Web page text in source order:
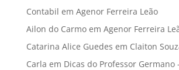
Contabil em Agenor Ferreira Leão
Ailon do Carmoem Agenor Ferreira
Catarina Alice Guedes em Claiton
Carla em Dicas do Professor Germano